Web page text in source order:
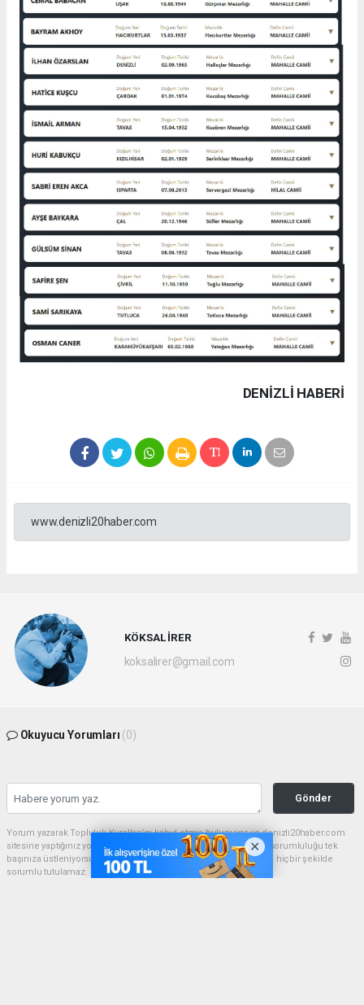
DENIZLI HABERİ
www.denizli20haber.com
KÖKSAL İRER
koksalirer@gmail.com
Okuyucu Yorumları (0)
Gönder
Yorum yazarak Topluluk Kuralları’nı kabul etmiş bulunuyor ve denizli20haber.com
sitesine yaptığınız yorumunuzla ilgili doğrudan veya dolaylı tüm sorumluluğu tek
başınıza üstleniyorsunuz. Yazılan tüm yorumlardan site yönetimi hiçbir şekilde
sorumlu tutulamaz.